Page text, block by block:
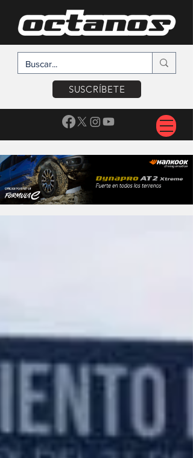
SUSCRÍBETE